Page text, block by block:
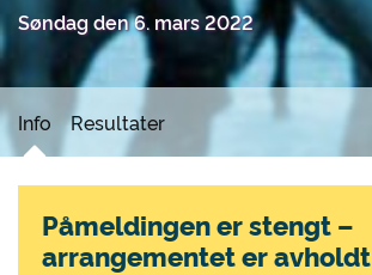
Søndag den 6. mars 2022
Info Resultater
Påmeldingen er stengt –
arrangementet er avholdt